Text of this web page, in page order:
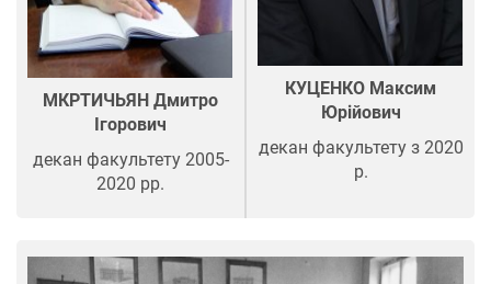
МКРТИЧЬЯН Дмитро
Ігорович
декан факультету 2005-
2020 рр.
КУЦЕНКО Максим
Юрійович
декан факультету з 2020
р.